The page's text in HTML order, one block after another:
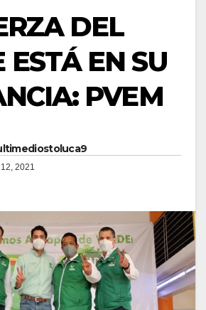
DEL
ESTÁ EN SU
PVEM
2021